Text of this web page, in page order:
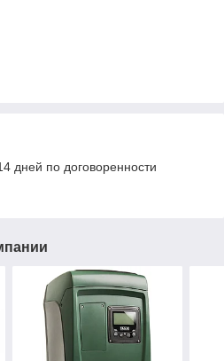
дней по договоренности